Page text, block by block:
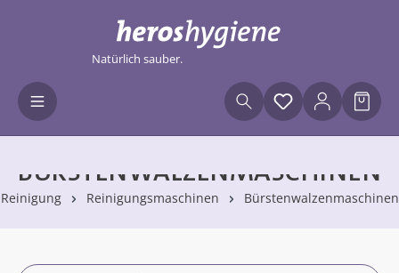
Zum Hauptinhalt springen
Natürlich sauber.
Du hast 0
BÜRSTENWALZENMASCHINEN
Reinigung Reinigungsmaschinen Bürstenwalzenmaschinen